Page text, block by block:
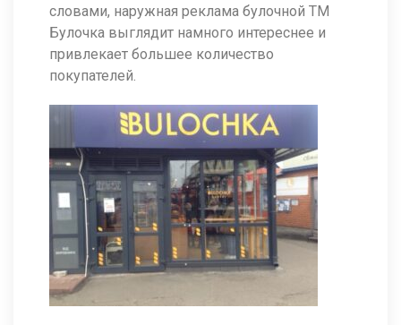
словами, наружная реклама булочной ТМ
Булочка выглядит намного интереснее и
привлекает большее количество
покупателей.